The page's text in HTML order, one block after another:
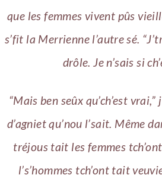
que les femmes vivent pûs
s’fit la Merrienne l’autre sé.
drôle. Je n’sais si
“Mais ben seûx qu’ch’est vrai,”
d’agniet qu’nou l’sait. Même
tréjous tait les femmes
l’s’hommes tch’ont tait